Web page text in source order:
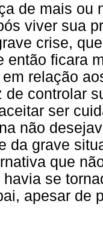
de mais ou
viver sua
crise,
então ficara
relação
de controlar
ser
não
da grave
que
se
apesar de